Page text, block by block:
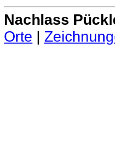
Nachlass
Orte |